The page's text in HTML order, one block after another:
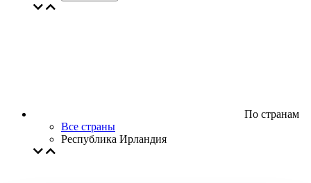
По странам
Все страны
Республика Ирландия